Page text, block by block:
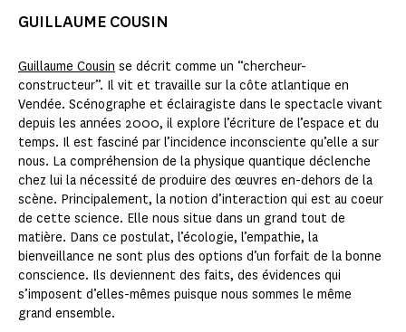
GUILLAUME COUSIN
Guillaume Cousin se décrit comme un “chercheur-
constructeur”. Il vit et travaille sur la côte atlantique en
Vendée. Scénographe et éclairagiste dans le spectacle vivant
depuis les années 2000, il explore l’écriture de l’espace et du
temps. Il est fasciné par l’incidence inconsciente qu’elle a sur
nous. La compréhension de la physique quantique déclenche
chez lui la nécessité de produire des œuvres en-dehors de la
scène. Principalement, la notion d’interaction qui est au coeur
de cette science. Elle nous situe dans un grand tout de
matière. Dans ce postulat, l’écologie, l’empathie, la
bienveillance ne sont plus des options d’un forfait de la bonne
conscience. Ils deviennent des faits, des évidences qui
s’imposent d’elles-mêmes puisque nous sommes le même
grand ensemble.